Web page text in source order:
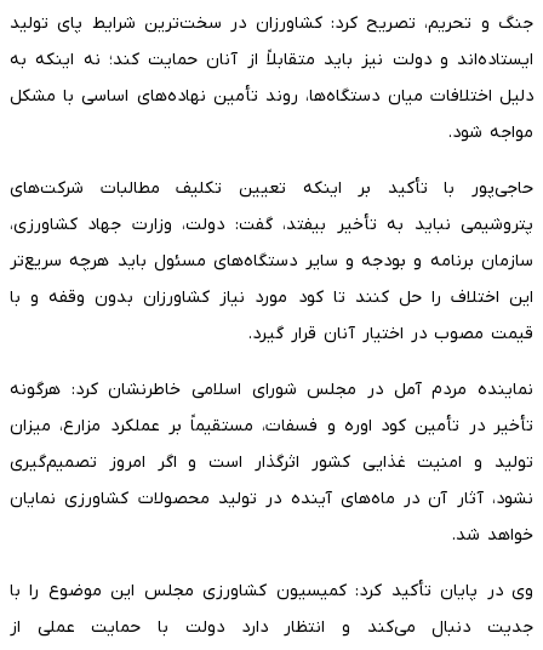
جنگ و تحریم، تصریح کرد: کشاورزان در سخت‌ترین شرایط پای تولید
ایستاده‌اند و دولت نیز باید متقابلاً از آنان حمایت کند؛ نه اینکه به
دلیل اختلافات میان دستگاه‌ها، روند تأمین نهاده‌های اساسی با مشکل
مواجه شود.
حاجی‌پور با تأکید بر اینکه تعیین تکلیف مطالبات شرکت‌های
پتروشیمی نباید به تأخیر بیفتد، گفت: دولت، وزارت جهاد کشاورزی،
سازمان برنامه و بودجه و سایر دستگاه‌های مسئول باید هرچه سریع‌تر
این اختلاف را حل کنند تا کود مورد نیاز کشاورزان بدون وقفه و با
قیمت مصوب در اختیار آنان قرار گیرد.
نماینده مردم آمل در مجلس شورای اسلامی خاطرنشان کرد: هرگونه
تأخیر در تأمین کود اوره و فسفات، مستقیماً بر عملکرد مزارع، میزان
تولید و امنیت غذایی کشور اثرگذار است و اگر امروز تصمیم‌گیری
نشود، آثار آن در ماه‌های آینده در تولید محصولات کشاورزی نمایان
خواهد شد.
وی در پایان تأکید کرد: کمیسیون کشاورزی مجلس این موضوع را با
جدیت دنبال می‌کند و انتظار دارد دولت با حمایت عملی از